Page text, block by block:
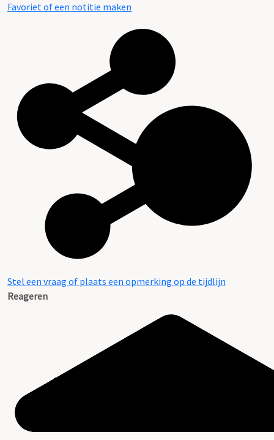
Favoriet of een notitie maken
Stel een vraag of plaats een opmerking op de tijdlijn
Reageren